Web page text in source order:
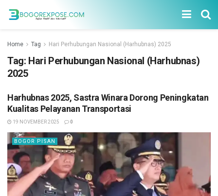
Home Tag Hari Perhubungan Nasional (Harhubnas) 2025
Tag: Hari Perhubungan Nasional (Harhubnas)
2025
Harhubnas 2025, Sastra Winara Dorong Peningkatan
Kualitas Pelayanan Transportasi
19 NOVEMBER 2025 0
BOGOR PISAN